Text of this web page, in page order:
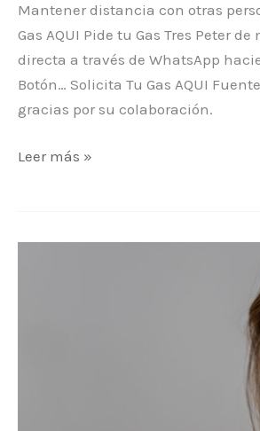
Mantener distancia con otras
Gas AQUI Pide tu Gas Tres Peter
directa a través de WhatsApp
Botón… Solicita Tu Gas AQUI
gracias por su colaboración.
Leer más »